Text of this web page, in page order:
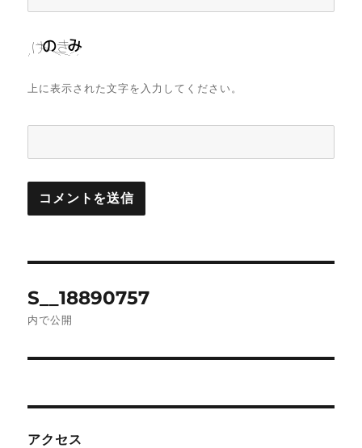
上に表示された文字を入力してください。
稿
ゲ
S__18890757
内で公開
アクセス